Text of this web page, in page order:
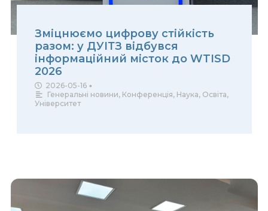
Зміцнюємо цифрову стійкість
разом: у ДУІТЗ відбувся
інформаційний місток до WTISD
2026
2026-05-16 •
Генеральні новини, Конференція, Наука, Освіта,
Університет